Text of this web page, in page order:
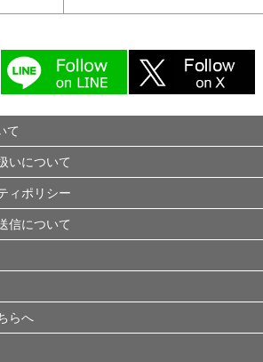
て
いについて
ィポリシー
信について
らへ